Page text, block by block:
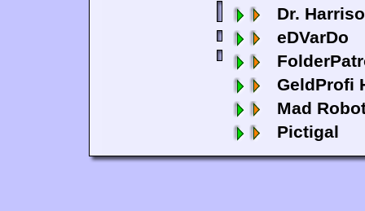
Dr.
eDVarDo
GeldProfi
Mad
Pictigal